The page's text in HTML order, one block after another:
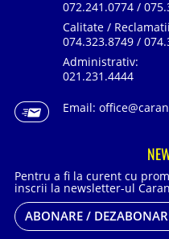
072.241.0774 /
Calitate /
074.323.8749 /
Administrativ:
021.231.4444
Email:
Pentru a fi la curent cu
inscrii la newsletter-ul
ABONARE /